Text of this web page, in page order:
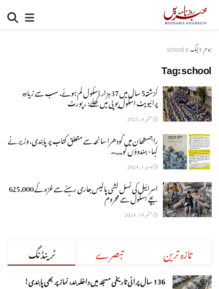
ہوم ٹیگ school
Tag:school
گزشتہ5 سال میں 37 ہزار اسکول کم ہوئے، سب سے زیادہ
پرائیویٹ اسکول یوپی میں کھلے: رپورٹ
ستمبر 4, 2025
راجستھان میں گودھرا سانحہ سے متعلق کتاب پر پابندی، وزیر نے
کہا- ہندوؤں کو٫٫٫٫۔
نومبر 1, 2024
اسرائیل کی نسل کشی پالیس جاری رہنے سے غزہ کے 625,000
بچے اسکول سے محروم
ستمبر 10, 2024
ٹرینڈنگ تبصرے تازہ ترین
136 سال پرانی تاریخی مسجد میں داخلہ بند، نماز پر بھی پابندی!